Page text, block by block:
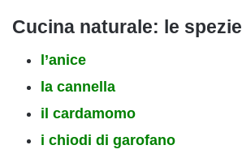
Cucina naturale: le spezie
l’anice
la cannella
il cardamomo
i chiodi di garofano